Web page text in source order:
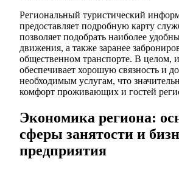
Региональный туристический
предоставляет подробную карту
позволяет подобрать наиболее
движения, а также заранее
общественном транспорте. В целом,
обеспечивает хорошую связность и
необходимым услугам, что
комфорт проживающих и гостей
Экономика региона:
сферы занятости и
предприятия